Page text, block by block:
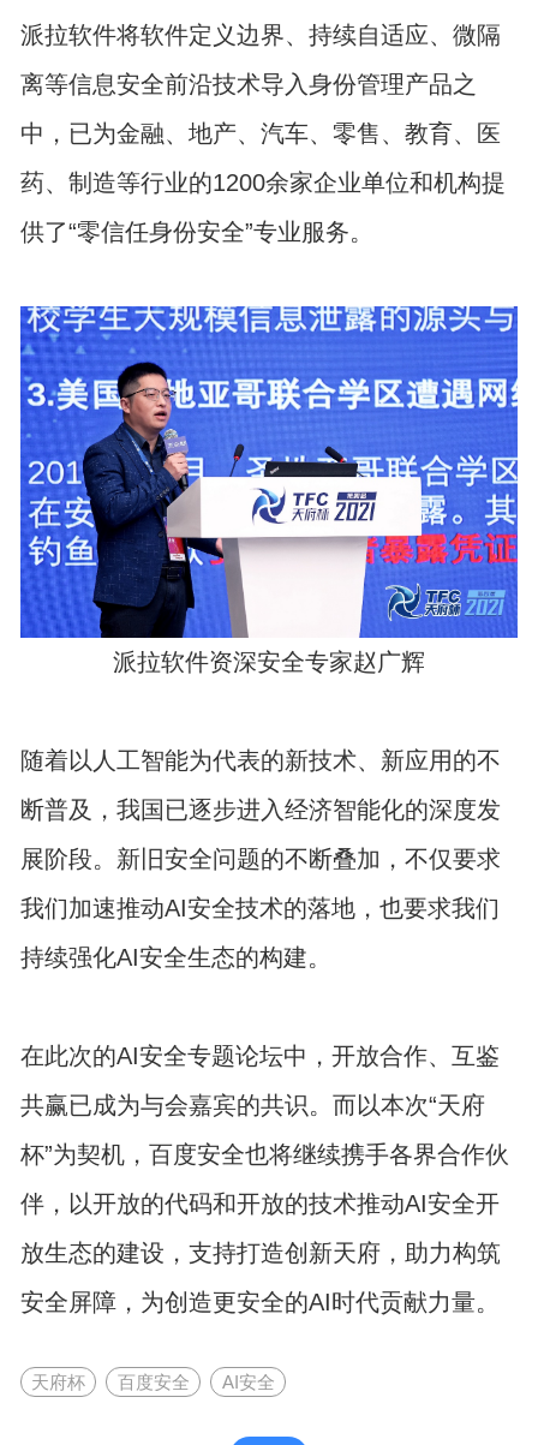
派拉软件将软件定义边界、持续自适应、微隔
离等信息安全前沿技术导入身份管理产品之
中，已为金融、地产、汽车、零售、教育、医
药、制造等行业的1200余家企业单位和机构提
供了“零信任身份安全”专业服务。
派拉软件资深安全专家赵广辉
随着以人工智能为代表的新技术、新应用的不
断普及，我国已逐步进入经济智能化的深度发
展阶段。新旧安全问题的不断叠加，不仅要求
我们加速推动AI安全技术的落地，也要求我们
持续强化AI安全生态的构建。
在此次的AI安全专题论坛中，开放合作、互鉴
共赢已成为与会嘉宾的共识。而以本次“天府
杯”为契机，百度安全也将继续携手各界合作伙
伴，以开放的代码和开放的技术推动AI安全开
放生态的建设，支持打造创新天府，助力构筑
安全屏障，为创造更安全的AI时代贡献力量。
天府杯 百度安全 AI安全